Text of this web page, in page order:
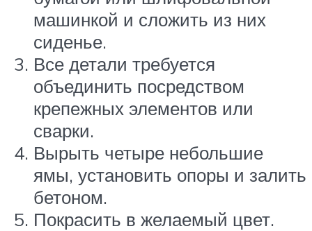
машинкой и сложить из них
сиденье.
Все детали требуется
объединить посредством
крепежных элементов или
сварки.
Вырыть четыре небольшие
ямы, установить опоры и залить
бетоном.
Покрасить в желаемый цвет.